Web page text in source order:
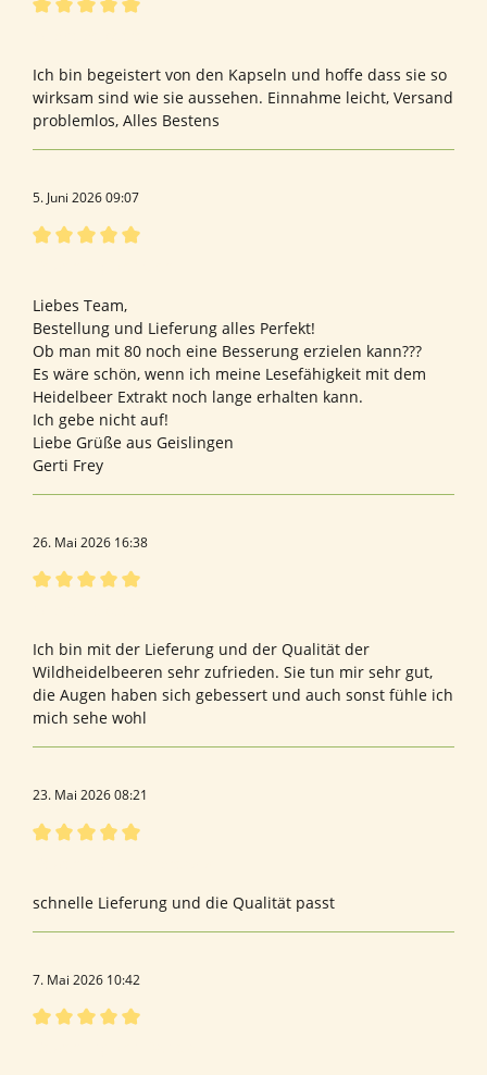
Ich bin begeistert von den Kapseln und hoffe dass sie so
wirksam sind wie sie aussehen. Einnahme leicht, Versand
problemlos, Alles Bestens
5. Juni 2026 09:07
Liebes Team,
Bestellung und Lieferung alles Perfekt!
Ob man mit 80 noch eine Besserung erzielen kann???
Es wäre schön, wenn ich meine Lesefähigkeit mit dem
Heidelbeer Extrakt noch lange erhalten kann.
Ich gebe nicht auf!
Liebe Grüße aus Geislingen
Gerti Frey
26. Mai 2026 16:38
Ich bin mit der Lieferung und der Qualität der
Wildheidelbeeren sehr zufrieden. Sie tun mir sehr gut,
die Augen haben sich gebessert und auch sonst fühle ich
mich sehe wohl
23. Mai 2026 08:21
schnelle Lieferung und die Qualität passt
7. Mai 2026 10:42